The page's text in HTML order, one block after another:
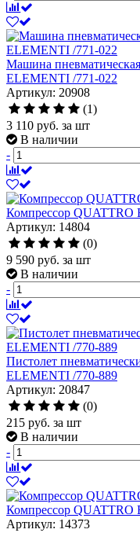
Машина
ELEMENTI /771-022
Артикул: 20908
(1)
3 110 руб. за шт
В наличии
-
Компрессор QUATTRO
Артикул: 14804
(0)
9 590 руб. за шт
В наличии
-
Пистолет
ELEMENTI /770-889
Артикул: 20847
(0)
215 руб. за шт
В наличии
-
Компрессор QUATTRO
Артикул: 14373